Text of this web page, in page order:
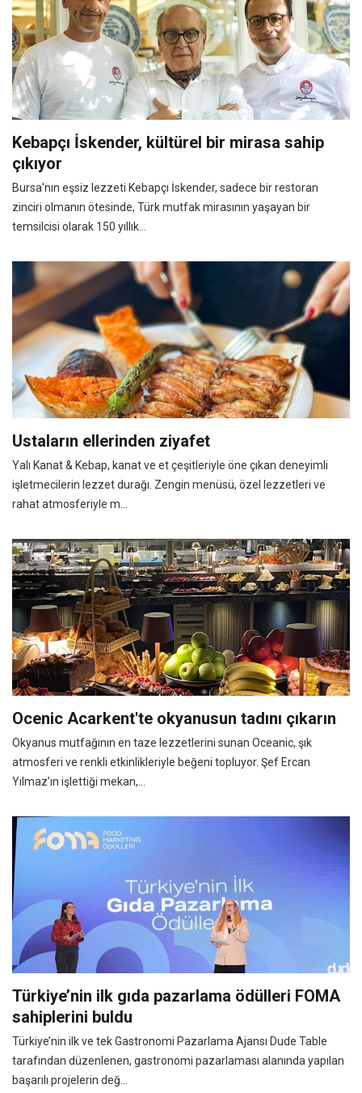
Kebapçı İskender, kültürel bir mirasa sahip
çıkıyor
Bursa'nın eşsiz lezzeti Kebapçı İskender, sadece bir restoran
zinciri olmanın ötesinde, Türk mutfak mirasının yaşayan bir
temsilcisi olarak 150 yıllık...
Ustaların ellerinden ziyafet
Yalı Kanat & Kebap, kanat ve et çeşitleriyle öne çıkan deneyimli
işletmecilerin lezzet durağı. Zengin menüsü, özel lezzetleri ve
rahat atmosferiyle m...
Ocenic Acarkent'te okyanusun tadını çıkarın
Okyanus mutfağının en taze lezzetlerini sunan Oceanic, şık
atmosferi ve renkli etkinlikleriyle beğeni topluyor. Şef Ercan
Yılmaz’ın işlettiği mekan,...
Türkiye’nin ilk gıda pazarlama ödülleri FOMA
sahiplerini buldu
Türkiye’nin ilk ve tek Gastronomi Pazarlama Ajansı Dude Table
tarafından düzenlenen, gastronomi pazarlaması alanında yapılan
başarılı projelerin değ...